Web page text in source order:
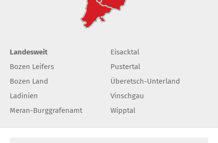
Landesweit
Bozen Leifers
Bozen Land
Ladinien
Meran-Burggrafenamt
Eisacktal
Pustertal
Überetsch-Unterland
Vinschgau
Wipptal